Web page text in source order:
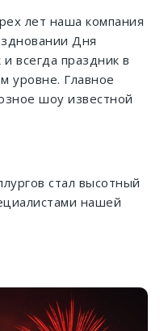
лет наша компания
Дня
всегда праздник в
уровне. Главное
шоу известной
стал высотный
нашей